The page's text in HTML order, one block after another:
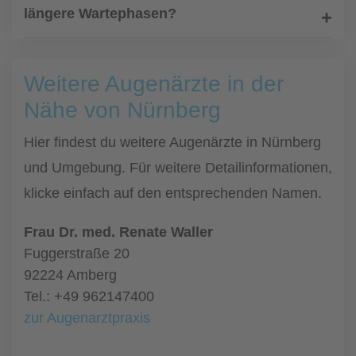
längere Wartephasen?
Weitere Augenärzte in der
Nähe von Nürnberg
Hier findest du weitere Augenärzte in Nürnberg
und Umgebung. Für weitere Detailinformationen,
klicke einfach auf den entsprechenden Namen.
Frau Dr. med. Renate Waller
Fuggerstraße 20
92224 Amberg
Tel.: +49 962147400
zur Augenarztpraxis